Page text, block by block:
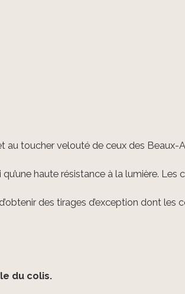
au toucher velouté de ceux des Beaux-
haute résistance à la lumière.
des tirages d’exception dont les
du colis.